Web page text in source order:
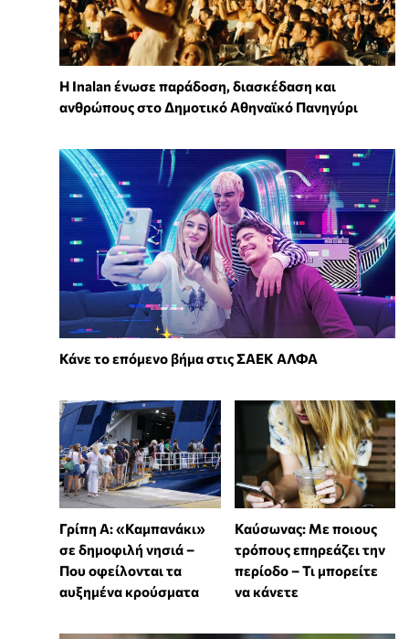
Η Inalan ένωσε παράδοση, διασκέδαση και
ανθρώπους στο Δημοτικό Αθηναϊκό Πανηγύρι
Κάνε το επόμενο βήμα στις ΣΑΕΚ ΑΛΦΑ
Γρίπη Α: «Καμπανάκι»
σε δημοφιλή νησιά –
Που οφείλονται τα
αυξημένα κρούσματα
Καύσωνας: Με ποιους
τρόπους επηρεάζει την
περίοδο – Τι μπορείτε
να κάνετε